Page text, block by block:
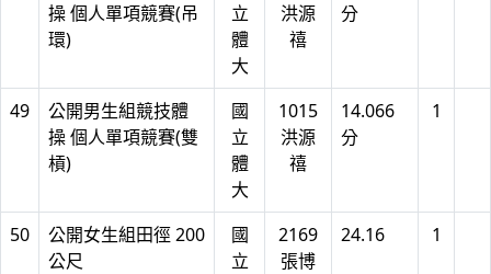
操 個人單項競賽(吊
環)
立
體
大
洪源
禧
分
49
公開男生組競技體
操 個人單項競賽(雙
槓)
國
立
體
大
1015
洪源
禧
14.066
分
1
50
公開女生組田徑 200
公尺
國
立
2169
張博
24.16 1